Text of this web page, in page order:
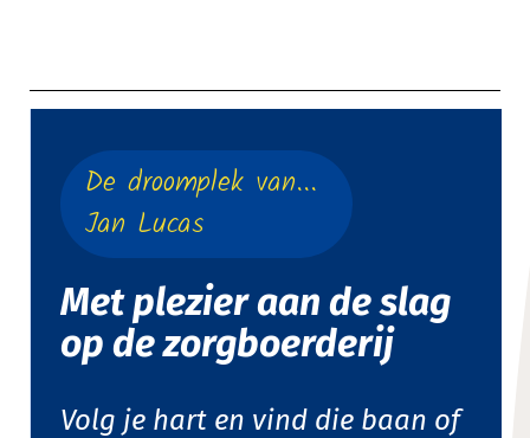
De droomplek van...
Jan Lucas
Met plezier aan de slag
op de zorgboerderij
Volg je hart en vind die baan of